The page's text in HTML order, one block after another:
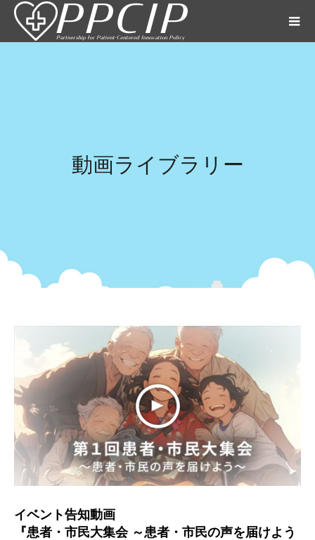
動画ライブラリー
イベント告知動画
『患者・市民大集会 ～患者・市民の声を届けよう